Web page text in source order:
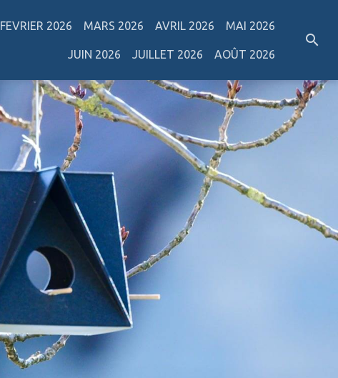
FEVRIER 2026 MARS 2026 AVRIL 2026 MAI 2026
JUIN 2026 JUILLET 2026 AOÛT 2026